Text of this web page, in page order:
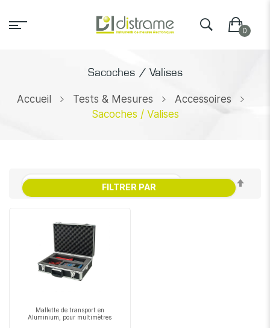
Sacoches / Valises
Accueil Tests & Mesures
Accessoires
Sacoches / Valises
Mallette de transport en
Aluminium, pour multimètres
FILTRER PAR